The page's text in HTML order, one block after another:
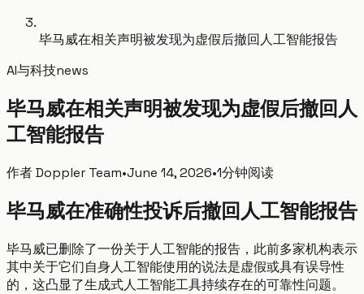
毕马威在相关声明被发现为虚假后撤回人工智能报告
AI与科技news
毕马威在相关声明被发现为虚假后撤回人
工智能报告
作者Doppler Team•June 14, 2026•1分钟阅读
毕马威在准确性投诉后撤回人工智能报告
毕马威已删除了一份关于人工智能的报告，此前多家机构表示
其中关于它们自身人工智能使用的说法是虚假或具有误导性
的，这凸显了生成式人工智能工具持续存在的可靠性问题。